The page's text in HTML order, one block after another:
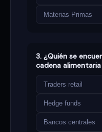
Materias Primas
3. ¿Quién se
cadena
Traders retail
Hedge funds
Bancos centrales